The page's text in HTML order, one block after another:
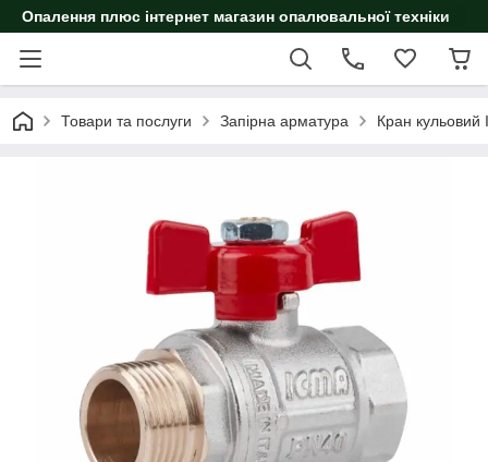
Опалення плюс інтернет магазин опалювальної техніки
Товари та послуги Запірна арматура Кран кульовий